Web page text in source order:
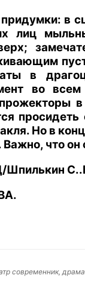
в
лиц
в
во всем
Но в
что он
.
современник, драма